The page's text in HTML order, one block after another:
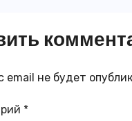
email не будет
*